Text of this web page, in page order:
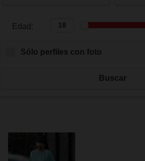
Edad: Edad:
Sólo perfiles con foto
Buscar